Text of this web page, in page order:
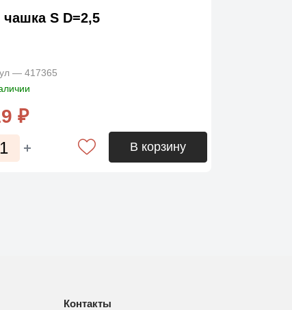
S D=2,5
— 417365
₽
В корзину
Контакты